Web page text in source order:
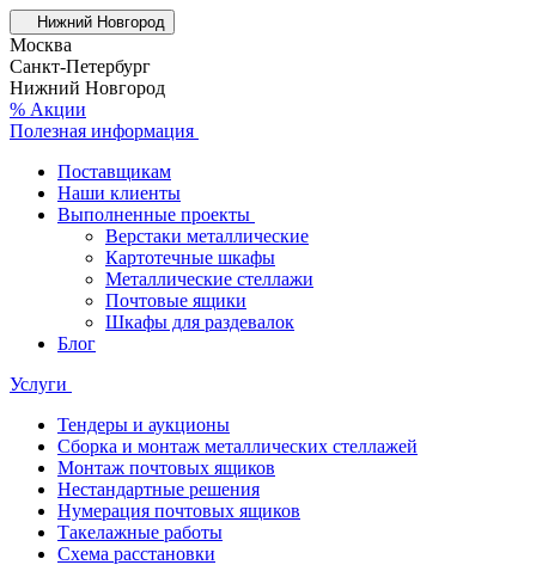
Нижний Новгород
Москва
Санкт-Петербург
Нижний Новгород
% Акции
Полезная информация
Поставщикам
Наши клиенты
Выполненные проекты
Верстаки металлические
Картотечные шкафы
Металлические стеллажи
Почтовые ящики
Шкафы для раздевалок
Блог
Услуги
Тендеры и аукционы
Сборка и монтаж металлических стеллажей
Монтаж почтовых ящиков
Нестандартные решения
Нумерация почтовых ящиков
Такелажные работы
Схема расстановки